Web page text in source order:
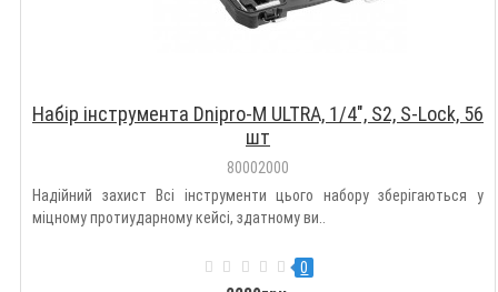
Набір інструмента Dnipro-M ULTRA, 1/4", S2, S-Lock, 56
шт
80002000
Надійний захист Всі інструменти цього набору зберігаються у
міцному протиударному кейсі, здатному ви..
0